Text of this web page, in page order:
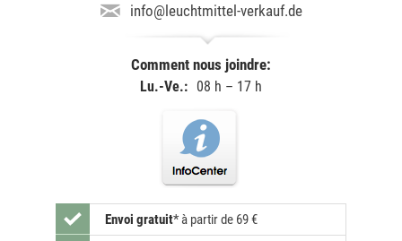
info@leuchtmittel-verkauf.de
Comment nous joindre:
Lu.-Ve.: 08 h – 17 h
Envoi gratuit* à partir de 69 €